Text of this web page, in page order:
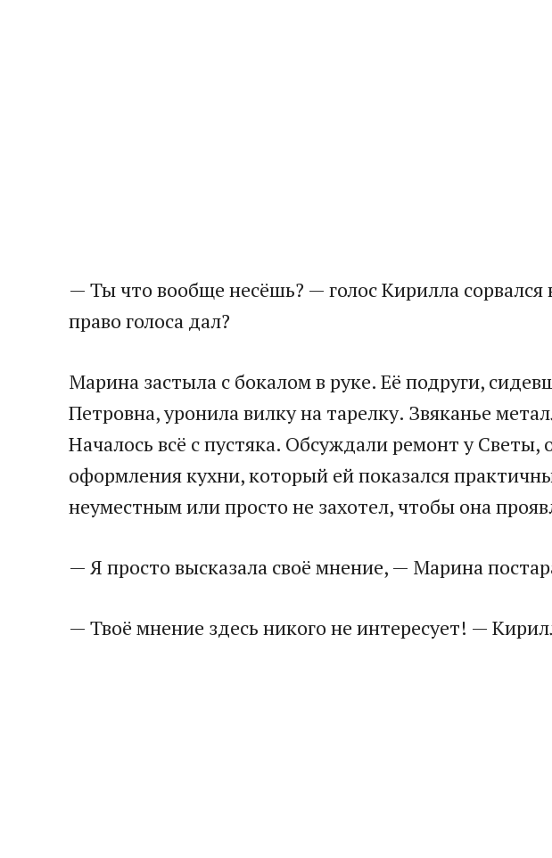
— Ты что вообще несёшь? — голос Кирилла
право голоса дал?
Марина застыла с бокалом в руке. Её подруги,
Петровна, уронила вилку на тарелку. Звяканье
Началось всё с пустяка. Обсуждали ремонт у
оформления кухни, который ей показался
неуместным или просто не захотел, чтобы она
— Я просто высказала своё мнение, — Марина
— Твоё мнение здесь никого не интересует! —